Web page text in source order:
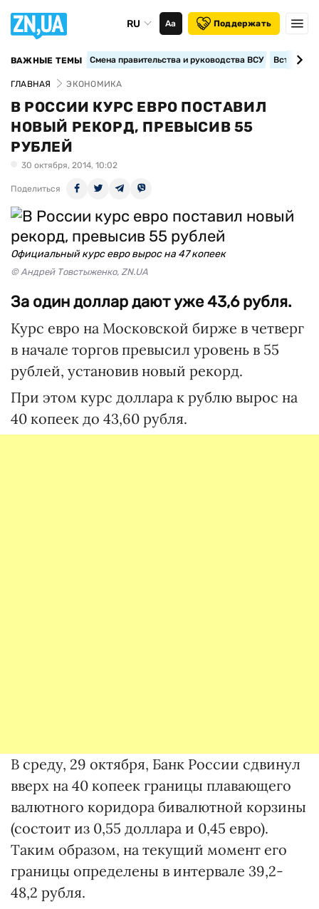
RU Аа Поддержать
ВАЖНЫЕ ТЕМЫ Смена правительства и руководства ВСУ
ГЛАВНАЯ ЭКОНОМИКА
В РОССИИ КУРС ЕВРО ПОСТАВИЛ
НОВЫЙ РЕКОРД, ПРЕВЫСИВ 55
РУБЛЕЙ
30 октября, 2014, 10:02
Поделиться
Официальный курс евро вырос на 47 копеек
© Андрей Товстыженко, ZN.UA
За один доллар дают уже 43,6 рубля.
Курс евро на Московской бирже в четверг
в начале торгов превысил уровень в 55
рублей, установив новый рекорд.
При этом курс доллара к рублю вырос на
40 копеек до 43,60 рубля.
В среду, 29 октября, Банк России сдвинул
вверх на 40 копеек границы плавающего
валютного коридора бивалютной корзины
(состоит из 0,55 доллара и 0,45 евро).
Таким образом, на текущий момент его
границы определены в интервале 39,2-
48,2 рубля.